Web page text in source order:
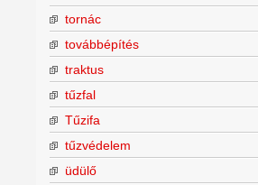
tornác
továbbépítés
traktus
tűzfal
Tűzifa
tűzvédelem
üdülő